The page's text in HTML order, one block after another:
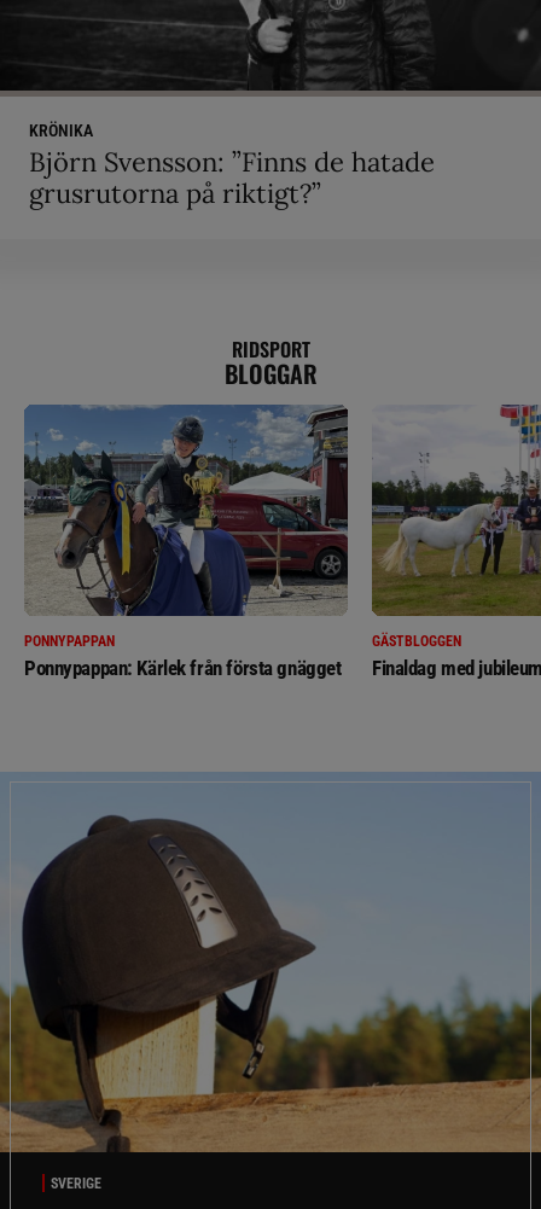
KRÖNIKA
Björn Svensson: ”Finns de hatade
grusrutorna på riktigt?”
RIDSPORT
BLOGGAR
PONNYPAPPAN
Ponnypappan: Kärlek från första gnägget
GÄSTBLOGGEN
Finaldag med
SVERIGE